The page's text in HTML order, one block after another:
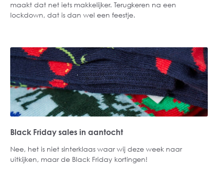
maakt dat net iets makkelijker. Terugkeren na een
lockdown, dat is dan wel een feestje.
Black Friday sales in aantocht
Nee, het is niet sinterklaas waar wij deze week naar
uitkijken, maar de Black Friday kortingen!